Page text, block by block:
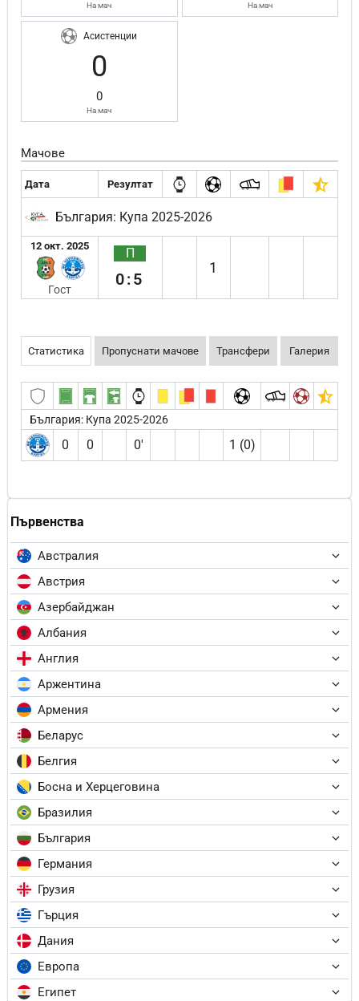
Първенства
Австралия
Австрия
Азербайджан
Албания
Англия
Аржентина
Армения
Беларус
Белгия
Босна и Херцеговина
Бразилия
България
Германия
Грузия
Гърция
Дания
Европа
Египет
На мач На мач
Асистенции
0
0
На мач
Мачове
Дата Резултат
България: Купа 2025-2026
12 окт. 2025
Гост
П
0:5
1
Статистика Пропуснати мачове Трансфери Галерия
България: Купа 2025-2026
0 0 0′ 1 (0)